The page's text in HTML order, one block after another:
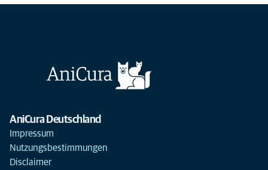
AniCura Deutschland
Impressum
Nutzungsbestimmungen
Disclaimer